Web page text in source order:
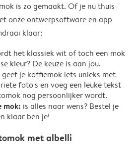
is zo gemaakt. Of je nu thuis
onze ontwerpsoftware en app
klaar:
het klassiek wit of toch een mok
kleur? De keuze is aan jou.
geef je koffiemok iets unieks met
foto's en voeg een leuke tekst
nog persoonlijker wordt.
mok: is alles naar wens? Bestel je
klaar ben je!
met albelli